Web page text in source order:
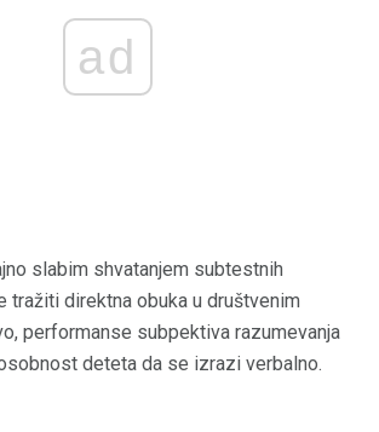
ad
slabim shvatanjem subtestnih
tražiti direktna obuka u društvenim
performanse subpektiva razumevanja
deteta da se izrazi verbalno.